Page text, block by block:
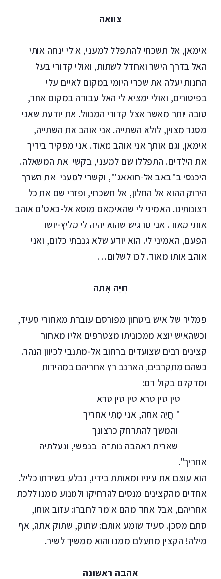
צוואה
אימאן, אל תשכחי להתפלל למעני, אולי ינחה אותי
האל בדרך הישר ואחדל לשתות, ואולי קדורי בעל
החנות יעלה את שכרי היומי במקום לאיים עלי
בפיטורים, ואולי ימציא לי האל עבודה במקום אחר,
טובה יותר מאשר אצל קדורי המנוול. את יודעת שאני
מסגר מצוין, לולא השתייה. אני אוהב את השתייה,
אימאן, וגם אותך אני אוהב מאוד. אני מפקיד בידיך
את הילדים. התפללו שם למעני, בקשי את המשאלה.
היכנסי ב"באב אל-חואאג'", וקשרי למעני את השרך
הירוק ההוא אל החלון, אל תשכחי, ופזרי שם את כל
רצונותינו. האמיני לי שהאימאם מוסא אל-כאט'ם אוהב
אותי מאוד. אני מרגיש שהוא יהיה לי מליץ-יושר
הפעם, האמיני לי. הוא יודע שלא גנבתי כלום, ואני
אוהב אותו מאוד. לכו לשלום…
חֲיֵה אָתה
פמליה של איש ביטחון מפורסם עוברת מאחורי סעיד,
וכשהאיש יוצא ממכוניתו מצטרפים אליו מאחור
קצינים רבים שצועדים ברחוב אל-מתנבי לכיוון הנהר.
כשהם מתקרבים, הארנב רץ אחריהם במהירות
ומדקלם בקול רם:
טין טין טרא טין טין טרא
" חֲיֵה אתה, אני מַתִּי אחריך
והמשך להתרחק כרצונך
שארית האהבה נותרה בנפשי, ונעלתיה
אחריך".
הוא עוצם את עיניו ומאותת בידיו, נבלע בשירתו כליל.
אחדים מהקצינים מנסים להרחיקו ולמנוע ממנו ללכת
אחריהם, אבל אחד מהם אומר לחברו: עזוב אותו,
סתם מסכן. סעיד שומע אותם: שתוק, שתוק אתה, אף
מילה! הקצין מתעלם ממנו והוא ממשיך לשיר.
אהבה ראשונה